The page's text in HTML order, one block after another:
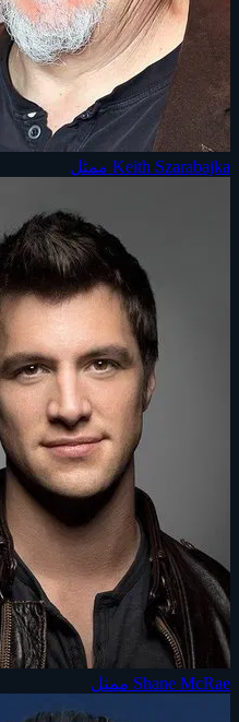
Keith Szarabajka ممثل
Shane McRae ممثل